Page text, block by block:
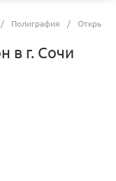
/ Полиграфия / Открытки
в г. Сочи